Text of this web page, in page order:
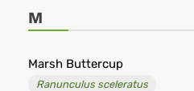
M
Marsh Buttercup
Ranunculus sceleratus